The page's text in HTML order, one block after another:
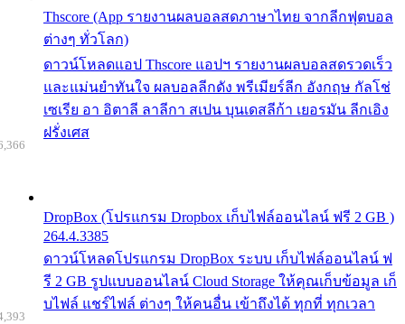
Thscore (App รายงานผลบอลสดภาษาไทย จากลีกฟุตบอล
ต่างๆ ทั่วโลก)
ดาวน์โหลดแอป Thscore แอปฯ รายงานผลบอลสดรวดเร็ว
และแม่นยำทันใจ ผลบอลลีกดัง พรีเมียร์ลีก อังกฤษ กัลโช่
เซเรีย อา อิตาลี ลาลีกา สเปน บุนเดสลีก้า เยอรมัน ลีกเอิง
ฝรั่งเศส
DropBox (โปรแกรม Dropbox เก็บไฟล์ออนไลน์ ฟรี 2 GB )
264.4.3385
ดาวน์โหลดโปรแกรม DropBox ระบบ เก็บไฟล์ออนไลน์ ฟ
รี 2 GB รูปแบบออนไลน์ Cloud Storage ให้คุณเก็บข้อมูล เก็
บไฟล์ แชร์ไฟล์ ต่างๆ ให้คนอื่น เข้าถึงได้ ทุกที่ ทุกเวลา